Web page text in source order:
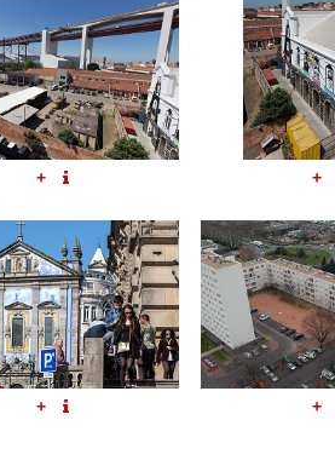
+ +
+ +